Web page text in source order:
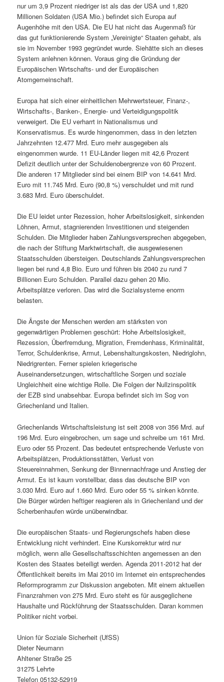
nur um 3,9 Prozent niedriger ist als das der USA und 1,820
Millionen Soldaten (USA Mio.) befindet sich Europa auf
Augenhöhe mit den USA. Die EU hat nicht das Augenmaß für
das gut funktionierende System „Vereinigte“ Staaten gehabt, als
sie im November 1993 gegründet wurde. Siehätte sich an dieses
System anlehnen können. Voraus ging die Gründung der
Europäischen Wirtschafts- und der Europäischen
Atomgemeinschaft.
Europa hat sich einer einheitlichen Mehrwertsteuer, Finanz-,
Wirtschafts-, Banken-, Energie- und Verteidigungspolitik
verweigert. Die EU verharrt in Nationalismus und
Konservatismus. Es wurde hingenommen, dass in den letzten
Jahrzehnten 12.477 Mrd. Euro mehr ausgegeben als
eingenommen wurde. 11 EU-Länder liegen mit 42,6 Prozent
Defizit deutlich unter der Schuldenobergrenze von 60 Prozent.
Die anderen 17 Mitglieder sind bei einem BIP von 14.641 Mrd.
Euro mit 11.745 Mrd. Euro (90,8 %) verschuldet und mit rund
3.683 Mrd. Euro überschuldet.
Die EU leidet unter Rezession, hoher Arbeitslosigkeit, sinkenden
Löhnen, Armut, stagnierenden Investitionen und steigenden
Schulden. Die Mitglieder haben Zahlungsversprechen abgegeben,
die nach der Stiftung Marktwirtschaft, die ausgewiesenen
Staatsschulden übersteigen. Deutschlands Zahlungsversprechen
liegen bei rund 4,8 Bio. Euro und führen bis 2040 zu rund 7
Billionen Euro Schulden. Parallel dazu gehen 20 Mio.
Arbeitsplätze verloren. Das wird die Sozialsysteme enorm
belasten.
Die Ängste der Menschen werden am stärksten von
gegenwärtigen Problemen geschürt: Hohe Arbeitslosigkeit,
Rezession, Überfremdung, Migration, Fremdenhass, Kriminalität,
Terror, Schuldenkrise, Armut, Lebenshaltungskosten, Niedriglohn,
Niedrigrenten. Ferner spielen kriegerische
Auseinandersetzungen, wirtschaftliche Sorgen und soziale
Ungleichheit eine wichtige Rolle. Die Folgen der Nullzinspolitik
der EZB sind unabsehbar. Europa befindet sich im Sog von
Griechenland und Italien.
Griechenlands Wirtschaftsleistung ist seit 2008 von 356 Mrd. auf
196 Mrd. Euro eingebrochen, um sage und schreibe um 161 Mrd.
Euro oder 55 Prozent. Das bedeutet entsprechende Verluste von
Arbeitsplätzen, Produktionsstätten, Verlust von
Steuereinnahmen, Senkung der Binnennachfrage und Anstieg der
Armut. Es ist kaum vorstellbar, dass das deutsche BIP von
3.030 Mrd. Euro auf 1.660 Mrd. Euro oder 55 % sinken könnte.
Die Bürger würden heftiger reagieren als in Griechenland und der
Scherbenhaufen würde unüberwindbar.
Die europäischen Staats- und Regierungschefs haben diese
Entwicklung nicht verhindert. Eine Kurskorrektur wird nur
möglich, wenn alle Gesellschaftsschichten angemessen an den
Kosten des Staates beteiligt werden. Agenda 2011-2012 hat der
Öffentlichkeit bereits im Mai 2010 im Internet ein entsprechendes
Reformprogramm zur Diskussion angeboten. Mit einem aktuellen
Finanzrahmen von 275 Mrd. Euro steht es für ausgeglichene
Haushalte und Rückführung der Staatsschulden. Daran kommen
Politiker nicht vorbei.
Union für Soziale Sicherheit (UfSS)
Dieter Neumann
Ahltener Straße 25
31275 Lehrte
Telefon 05132-52919